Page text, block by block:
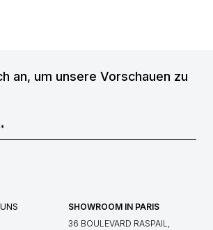
an, um unsere Vorschauen zu
SHOWROOM IN PARIS
36 BOULEVARD RASPAIL,